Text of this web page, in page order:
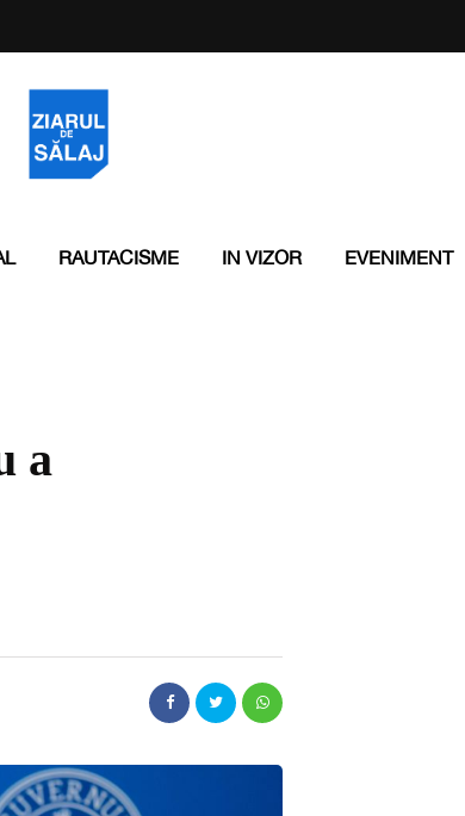
RAUTACISME IN VIZOR EVENIMENT
a